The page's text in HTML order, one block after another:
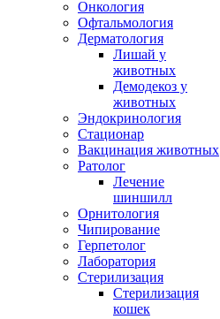
Онкология
Офтальмология
Дерматология
Лишай у
животных
Демодекоз у
животных
Эндокринология
Стационар
Вакцинация животных
Ратолог
Лечение
шиншилл
Орнитология
Чипирование
Герпетолог
Лаборатория
Стерилизация
Стерилизация
кошек